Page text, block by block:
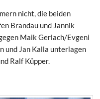
nicht, die beiden
Brandau und Jannik
Maik Gerlach/Evgeni
und Jan Kalla unterlagen
Ralf Küpper.